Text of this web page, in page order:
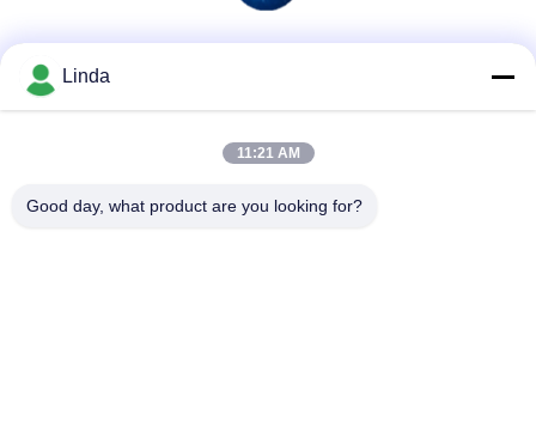
Linda
11:21 AM
Good day, what product are you looking for?